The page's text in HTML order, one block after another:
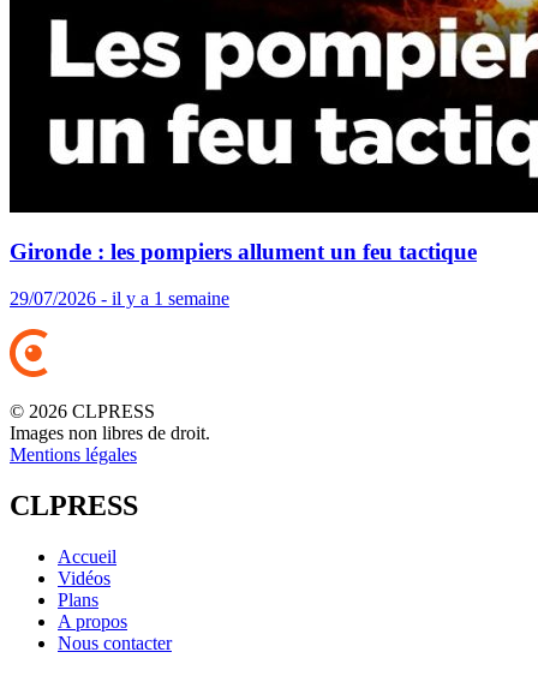
Gironde : les pompiers allument un feu tactique
29/07/2026 - il y a 1 semaine
© 2026 CLPRESS
Images non libres de droit.
Mentions légales
CLPRESS
Accueil
Vidéos
Plans
A propos
Nous contacter